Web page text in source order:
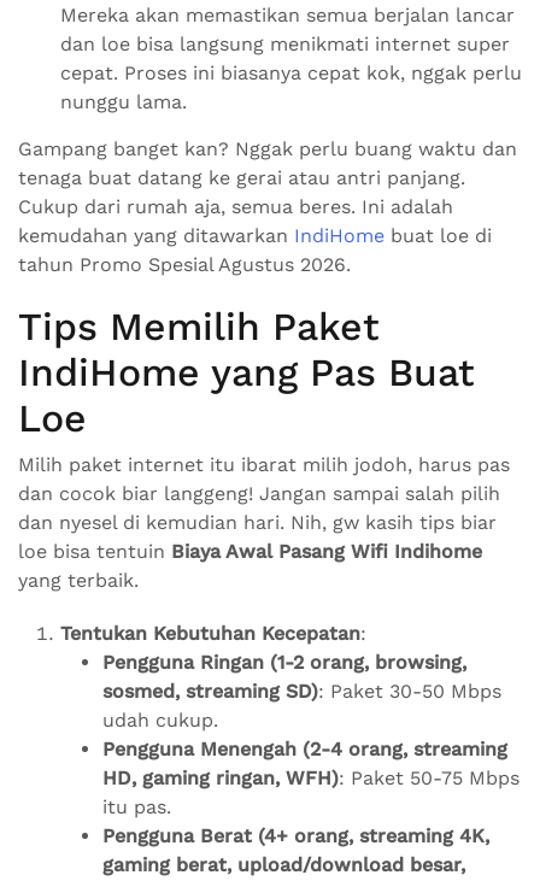
Mereka akan memastikan semua berjalan lancar
dan loe bisa langsung menikmati internet super
cepat. Proses ini biasanya cepat kok, nggak perlu
nunggu lama.
Gampang banget kan? Nggak perlu buang waktu dan
tenaga buat datang ke gerai atau antri panjang.
Cukup dari rumah aja, semua beres. Ini adalah
kemudahan yang ditawarkan IndiHome buat loe di
tahun Promo Spesial Agustus 2026.
Tips Memilih Paket
IndiHome yang Pas Buat
Loe
Milih paket internet itu ibarat milih jodoh, harus pas
dan cocok biar langgeng! Jangan sampai salah pilih
dan nyesel di kemudian hari. Nih, gw kasih tips biar
loe bisa tentuin Biaya Awal Pasang Wifi Indihome
yang terbaik.
Tentukan Kebutuhan Kecepatan:
Pengguna Ringan (1-2 orang, browsing,
sosmed, streaming SD): Paket 30-50 Mbps
udah cukup.
Pengguna Menengah (2-4 orang, streaming
HD, gaming ringan, WFH): Paket 50-75 Mbps
itu pas.
Pengguna Berat (4+ orang, streaming 4K,
gaming berat, upload/download besar,